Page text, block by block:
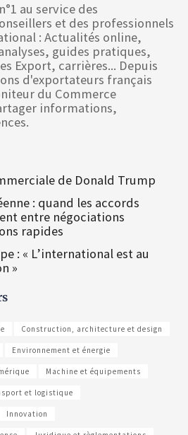
au service des
et des professionnels
: Actualités online,
guides pratiques,
Export, carrières... Depuis
d'exportateurs français
du Commerce
informations,
de Donald Trump
: quand les accords
entre négociations
rapides
: « L’international est au
»
Construction, architecture et design
Environnement et énergie
Machine et équipements
et logistique
Innovation